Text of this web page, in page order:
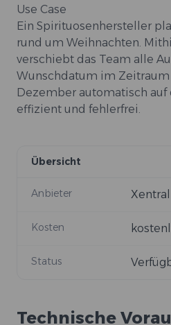
Use Case
Ein Spirituosenhersteller
rund um Weihnachten.
verschiebt das Team alle
Wunschdatum im Zeitraum
Dezember automatisch auf
effizient und fehlerfrei.
Übersicht
Anbieter Xentral
Kosten
Status
Technische